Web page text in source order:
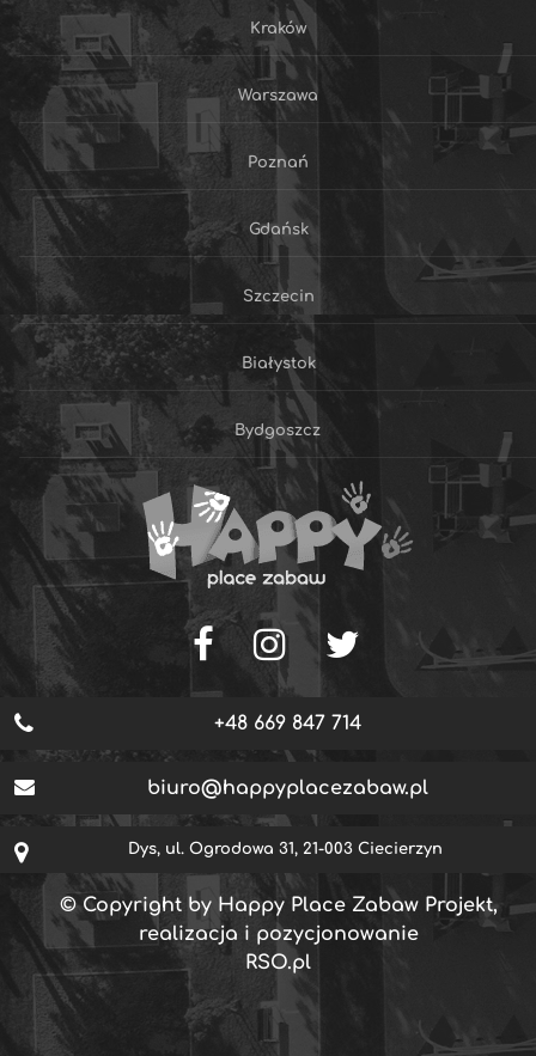
Kraków
Warszawa
Poznań
Gdańsk
Szczecin
Białystok
Bydgoszcz
+48 669 847 714
biuro@happyplacezabaw.pl
Dys, ul. Ogrodowa 31, 21-003 Ciecierzyn
© Copyright by Happy Place Zabaw Projekt,
realizacja i pozycjonowanie
RSO.pl